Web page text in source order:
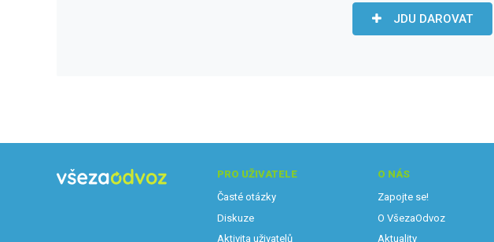
JDU DAROVAT
PRO UŽIVATELE
Časté otázky
Diskuze
Aktivita uživatelů
O NÁS
Zapojte se!
O VšezaOdvoz
Aktuality